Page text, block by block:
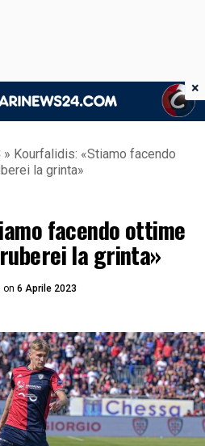
» Kourfalidis: «Stiamo facendo
la grinta»
facendo ottime
la grinta»
on 6 Aprile 2023
×